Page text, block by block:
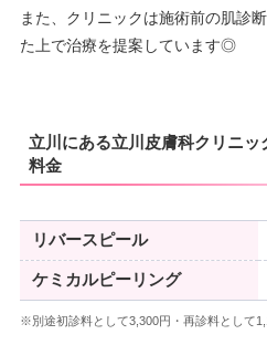
また、クリニックは施術前の肌診
た上で治療を提案しています◎
立川にある立川皮膚科クリニ
料金
リバースピール
ケミカルピーリング
※別途初診料として3,300円・再診料として